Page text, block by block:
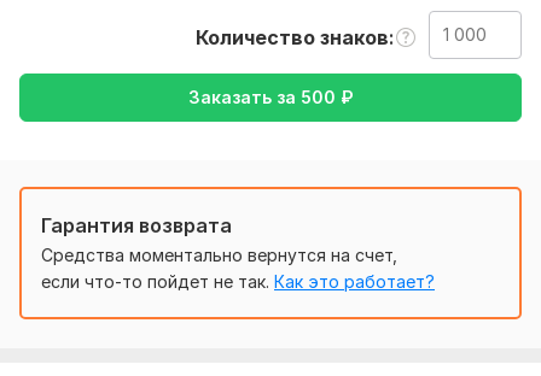
также уточнее моей работы: перевод с английского на
русский и русский на английский
Тематика:
Объем услуги в кворке:
Количество знаков
Заказать за 500 ₽
Гарантия возврата
Средства моментально вернутся на счет,
если что-то пойдет не так. Как это работает?